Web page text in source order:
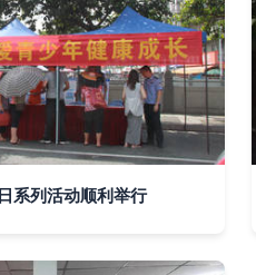
系列活动顺利举行